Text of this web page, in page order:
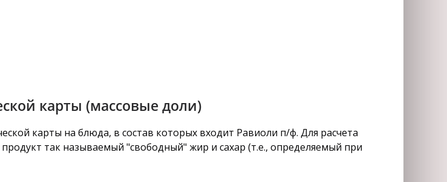
карты (массовые доли)
карты на блюда, в состав которых входит Равиоли п/ф. Для расчета
так называемый "свободный" жир и сахар (т.е., определяемый при